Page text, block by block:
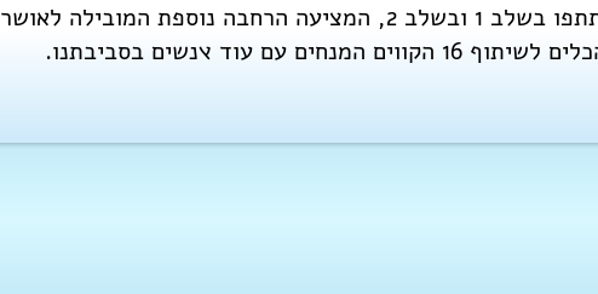
סדנה הכוללת 12 שעות לימוד, הפתוחה למי שהשתתפו בשלב 1 ובשלב 2, המציעה הרחבה נוספת המובילה לאושר
עוד ׭נשים בסביבתנו.